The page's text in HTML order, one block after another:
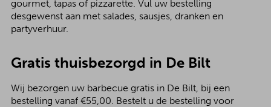
gourmet, tapas of pizzarette. Vul uw bestelling
desgewenst aan met salades, sausjes, dranken en
partyverhuur.
Gratis thuisbezorgd in De Bilt
Wij bezorgen uw barbecue gratis in De Bilt, bij een
bestelling vanaf €55,00. Bestelt u de bestelling voor